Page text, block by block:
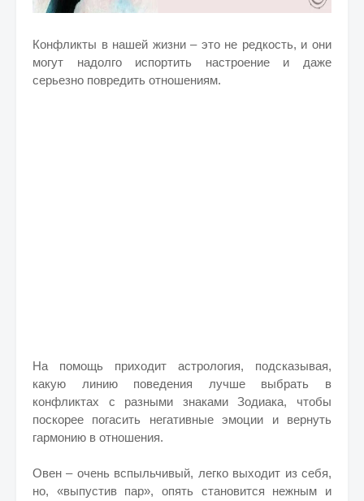
Конфликты в нашей жизни – это не редкость, и они
могут надолго испортить настроение и даже
серьезно повредить отношениям.
На помощь приходит астрология, подсказывая,
какую линию поведения лучше выбрать в
конфликтах с разными знаками Зодиака, чтобы
поскорее погасить негативные эмоции и вернуть
гармонию в отношения.
Овен – очень вспыльчивый, легко выходит из себя,
но, «выпустив пар», опять становится нежным и